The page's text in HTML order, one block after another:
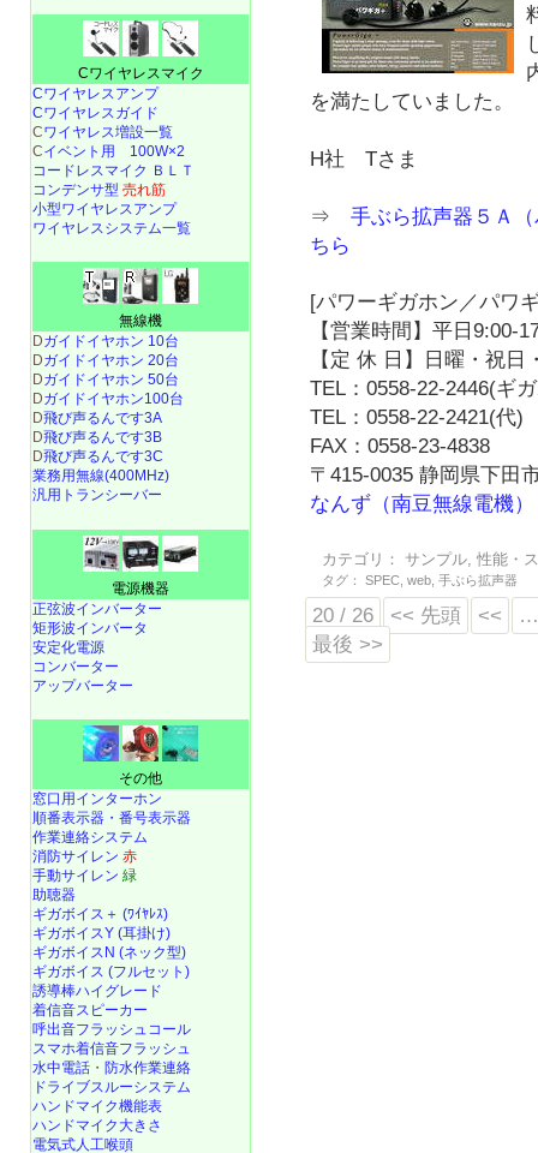
を満たしていました。
H社 Tさま
⇒手ぶら拡声器５Ａ
ちら
[パワーギガホン／パワ
【営業時間】平日9:00-
【定 休 日】日曜・祝日
TEL：0558-22-2446(ギ
TEL：0558-22-2421(代)
FAX：0558-23-4838
〒415-0035 静岡県下田
なんず（南豆無線電機）
カテゴリ： サンプル,性能・
タグ： SPEC ,web ,手ぶら拡声器
20 / 26 << 先頭 <<
最後 >>
Cワイヤレスマイク
Cワイヤレスアンプ
Cワイヤレスガイド
Cワイヤレス増設一覧
Cイベント用 100W×2
コードレスマイク ＢＬＴ
コンデンサ型 売れ筋
小型ワイヤレスアンプ
ワイヤレスシステム一覧
無線機
Dガイドイヤホン 10台
Dガイドイヤホン 20台
Dガイドイヤホン 50台
Dガイドイヤホン100台
D飛び声るんです3A
D飛び声るんです3B
D飛び声るんです3C
業務用無線(400MHz)
汎用トランシーバー
電源機器
正弦波インバーター
矩形波インバータ
安定化電源
コンバーター
アップバーター
その他
窓口用インターホン
順番表示器・番号表示器
作業連絡システム
消防サイレン 赤
手動サイレン 緑
助聴器
ギガボイス＋ (ﾜｲﾔﾚｽ)
ギガボイスY (耳掛け)
ギガボイスN (ネック型)
ギガボイス (フルセット)
誘導棒ハイグレード
着信音スピーカー
呼出音フラッシュコール
スマホ着信音フラッシュ
水中電話 ・ 防水作業連絡
ドライブスルーシステム
ハンドマイク機能表
ハンドマイク大きさ
電気式人工喉頭